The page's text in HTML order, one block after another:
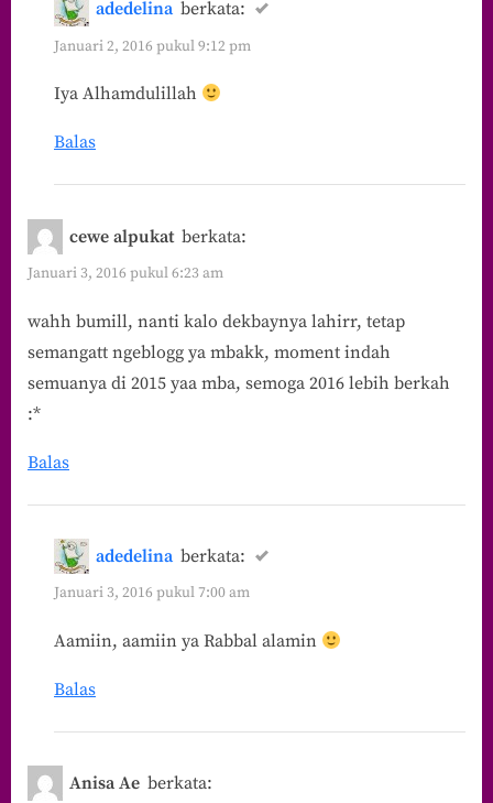
adedelina berkata:
Januari 2, 2016 pukul 9:12 pm
Iya Alhamdulillah
Balas
cewe alpukat berkata:
Januari 3, 2016 pukul 6:23 am
wahh bumill, nanti kalo dekbaynya lahirr, tetap
semangatt ngeblogg ya mbakk, moment indah
semuanya di 2015 yaa mba, semoga 2016 lebih berkah
:*
Balas
adedelina berkata:
Januari 3, 2016 pukul 7:00 am
Aamiin, aamiin ya Rabbal alamin
Balas
Anisa Ae berkata: